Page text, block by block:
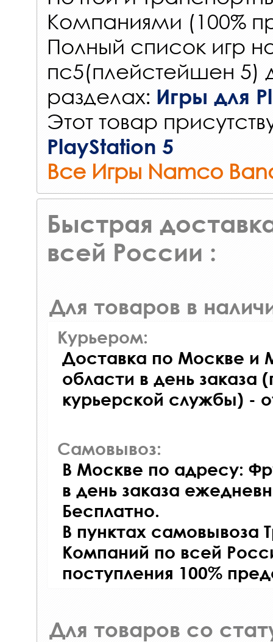
Компаниями (100%
Полный список игр
пс5(плейстейшен 5)
разделах: Игры для
Этот товар
PlayStation 5
Все Игры Namco
Быстрая
всей России :
Для товаров в
Курьером:
Доставка по Москве и
области в день заказа
курьерской службы) -
Самовывоз:
В Москве по адресу:
в день заказа
Бесплатно.
В пунктах самовывоза
Компаний по всей
поступления 100%
Для товаров со